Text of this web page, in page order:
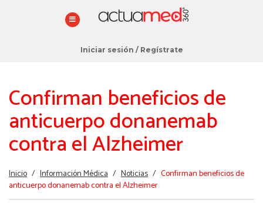
Iniciar sesión / Regístrate
Confirman beneficios de
anticuerpo donanemab
contra el Alzheimer
Estás
aquí
Inicio / Información Médica / Noticias / Confirman beneficios de
anticuerpo donanemab contra el Alzheimer